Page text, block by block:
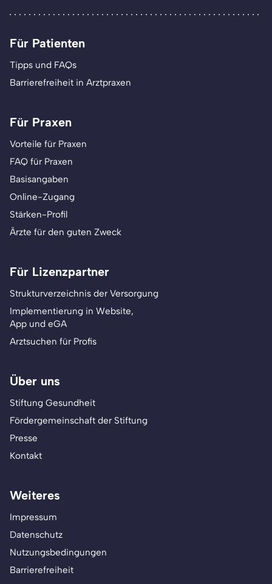
Für Patienten
Tipps und FAQs
Barrierefreiheit in Arztpraxen
Für Praxen
Vorteile für Praxen
FAQ für Praxen
Basisangaben
Online-Zugang
Stärken-Profil
Ärzte für den guten Zweck
Für Lizenzpartner
Strukturverzeichnis der Versorgung
Implementierung in Website,
App und eGA
Arztsuchen für Profis
Über uns
Stiftung Gesundheit
Fördergemeinschaft der Stiftung
Presse
Kontakt
Weiteres
Impressum
Datenschutz
Nutzungsbedingungen
Barrierefreiheit